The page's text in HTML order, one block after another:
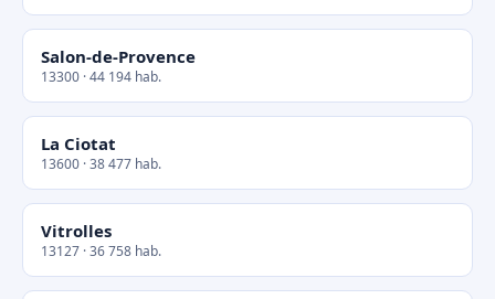
Salon-de-Provence
13300 · 44 194 hab.
La Ciotat
13600 · 38 477 hab.
Vitrolles
13127 · 36 758 hab.